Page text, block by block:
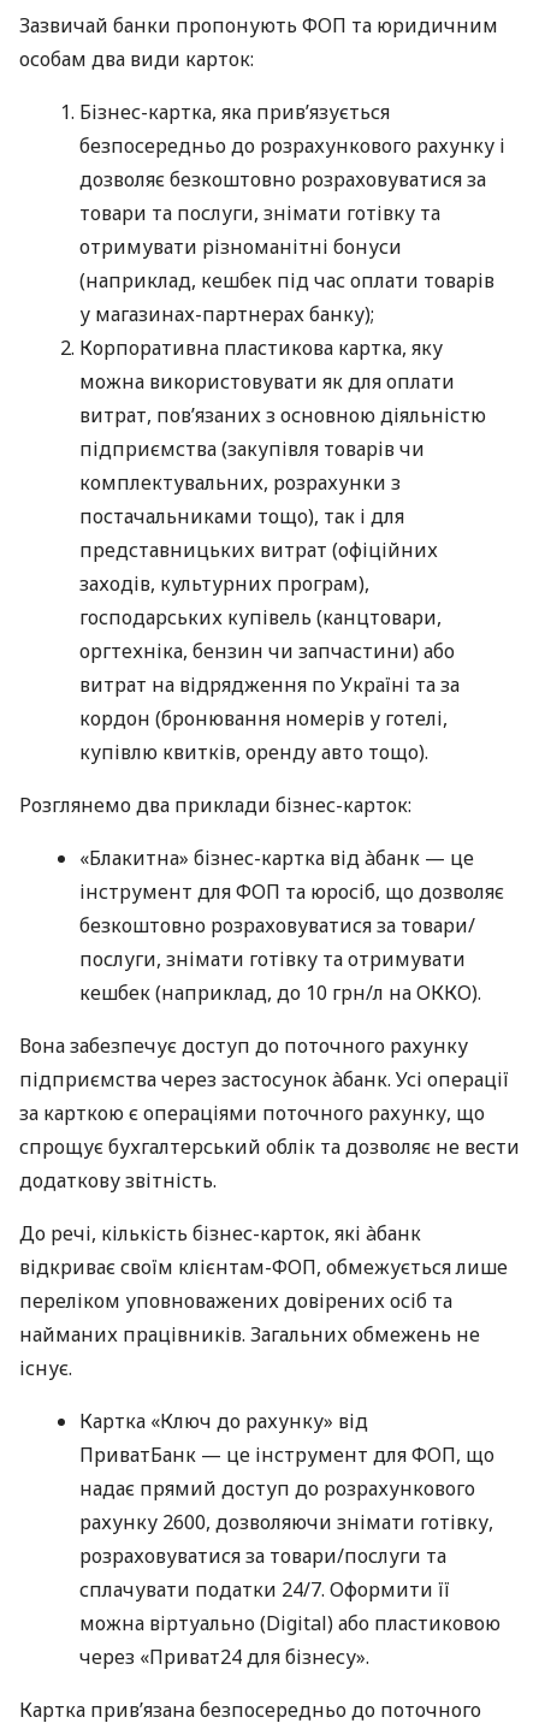
Зазвичай банки пропонують ФОП та юридичним
особам два види карток:
Бізнес-картка, яка прив’язується
безпосередньо до розрахункового рахунку і
дозволяє безкоштовно розраховуватися за
товари та послуги, знімати готівку та
отримувати різноманітні бонуси
(наприклад, кешбек під час оплати товарів
у магазинах-партнерах банку);
Корпоративна пластикова картка, яку
можна використовувати як для оплати
витрат, пов’язаних з основною діяльністю
підприємства (закупівля товарів чи
комплектувальних, розрахунки з
постачальниками тощо), так і для
представницьких витрат (офіційних
заходів, культурних програм),
господарських купівель (канцтовари,
оргтехніка, бензин чи запчастини) або
витрат на відрядження по Україні та за
кордон (бронювання номерів у готелі,
купівлю квитків, оренду авто тощо).
Розглянемо два приклади бізнес-карток:
«Блакитна» бізнес-картка від àбанк — це
інструмент для ФОП та юросіб, що дозволяє
безкоштовно розраховуватися за товари/
послуги, знімати готівку та отримувати
кешбек (наприклад, до 10 грн/л на ОККО).
Вона забезпечує доступ до поточного рахунку
підприємства через застосунок àбанк. Усі операції
за карткою є операціями поточного рахунку, що
спрощує бухгалтерський облік та дозволяє не вести
додаткову звітність.
До речі, кількість бізнес-карток, які àбанк
відкриває своїм клієнтам-ФОП, обмежується лише
переліком уповноважених довірених осіб та
найманих працівників. Загальних обмежень не
існує.
Картка «Ключ до рахунку» від
ПриватБанк — це інструмент для ФОП, що
надає прямий доступ до розрахункового
рахунку 2600, дозволяючи знімати готівку,
розраховуватися за товари/послуги та
сплачувати податки 24/7. Оформити її
можна віртуально (Digital) або пластиковою
через «Приват24 для бізнесу».
Картка прив’язана безпосередньо до поточного